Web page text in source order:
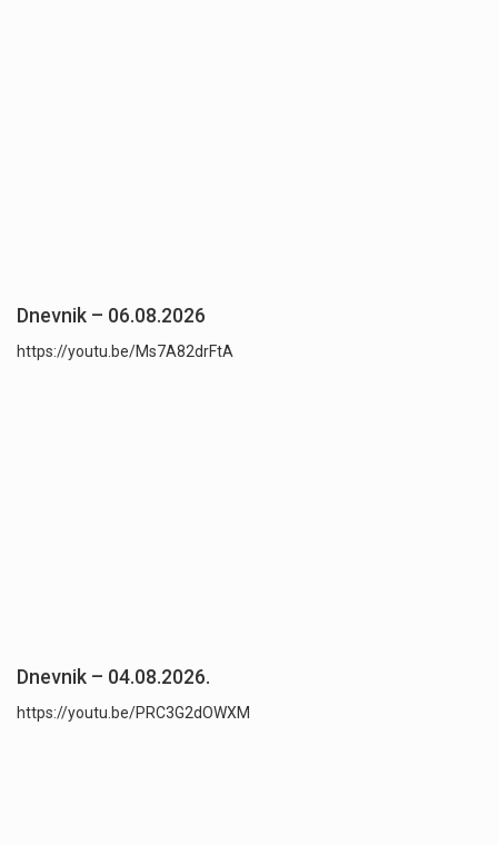
Dnevnik – 06.08.2026
https://youtu.be/Ms7A82drFtA
Dnevnik – 04.08.2026.
https://youtu.be/PRC3G2dOWXM